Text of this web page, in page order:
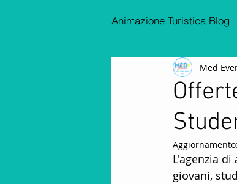
Animazione Turistica Blog
Spettacoli di
Animatori Mini Club
Animazione
Med
Aggiornamento:
L'agenzia
giovani,